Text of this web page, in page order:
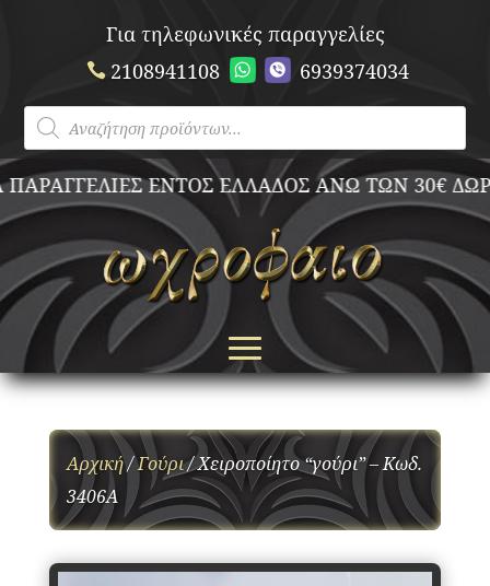
Για τηλεφωνικές παραγγελίες
2108941108
6939374034
Products
search
ΕΝΤΟΣ ΕΛΛΑΔΟΣ ΑΝΩ ΤΩΝ 30€
Αρχική/Γούρι/ Χειροποίητο “γούρι” – Κωδ.
3406Α